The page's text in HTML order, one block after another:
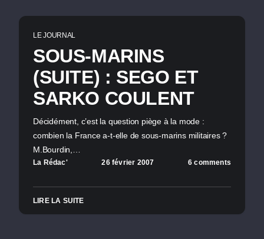
LE JOURNAL
SOUS-MARINS
(SUITE) : SEGO ET
SARKO COULENT
Décidément, c’est la question piège à la mode :
combien la France a-t-elle de sous-marins militaires ?
M.Bourdin,…
La Rédac' 26 février 2007 6 comments
LIRE LA SUITE